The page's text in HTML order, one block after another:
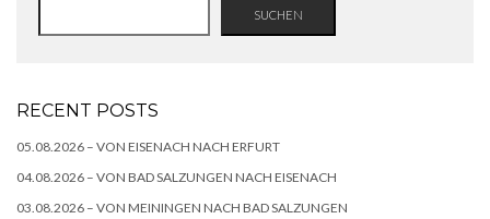
SUCHEN
RECENT POSTS
05.08.2026 – VON EISENACH NACH ERFURT
04.08.2026 – VON BAD SALZUNGEN NACH EISENACH
03.08.2026 – VON MEININGEN NACH BAD SALZUNGEN